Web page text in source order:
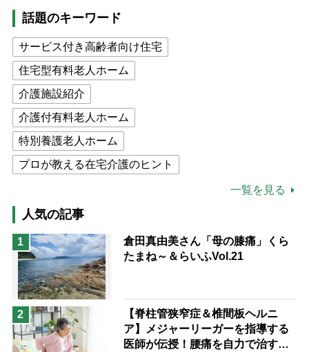
話題のキーワード
サービス付き高齢者向け住宅
住宅型有料老人ホーム
介護施設紹介
介護付有料老人ホーム
特別養護老人ホーム
プロが教える在宅介護のヒント
高木ブー
ケアマネジャー
猫が母になつきません
息子の遠距離介護サバイバル術
兄がボケました
予防法
一覧を見る
人気の記事
1
倉田真由美さん「母の膝痛」くら
たまね～＆らいふVol.21
2
【脊柱管狭窄症＆椎間板ヘルニ
ア】メジャーリーガーを指導する
医師が伝授！腰痛を自力で治す運